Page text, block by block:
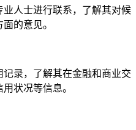
人士进行联系，了解其对候
的意见。
录，了解其在金融和商业交
状况等信息。